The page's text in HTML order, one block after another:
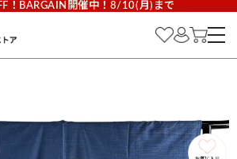
！BARGAIN開催中！8/10(月)まで